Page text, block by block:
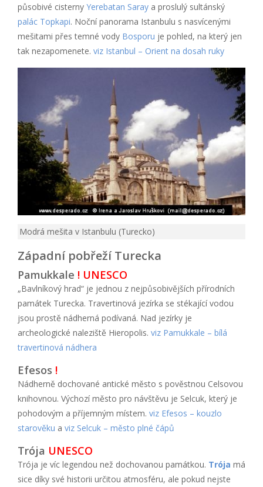
působivé cisterny Yerebatan Saray a proslulý sultánský
palác Topkapi. Noční panorama Istanbulu s nasvícenými
mešitami přes temné vody Bosporu je pohled, na který jen
tak nezapomenete. viz Istanbul – Orient na dosah ruky
Modrá mešita v Istanbulu (Turecko)
Západní pobřeží Turecka
Pamukkale ! UNESCO
„Bavlníkový hrad“ je jednou z nejpůsobivějších přírodních
památek Turecka. Travertinová jezírka se stékající vodou
jsou prostě nádherná podívaná. Nad jezírky je
archeologické naleziště Hieropolis. viz Pamukkale – bílá
travertinová nádhera
Efesos !
Nádherně dochované antické město s pověstnou Celsovou
knihovnou. Výchozí město pro návštěvu je Selcuk, který je
pohodovým a příjemným místem. viz Efesos – kouzlo
starověku a viz Selcuk – město plné čápů
Trója UNESCO
Trója je víc legendou než dochovanou památkou. Trója má
sice díky své historii určitou atmosféru, ale pokud nejste